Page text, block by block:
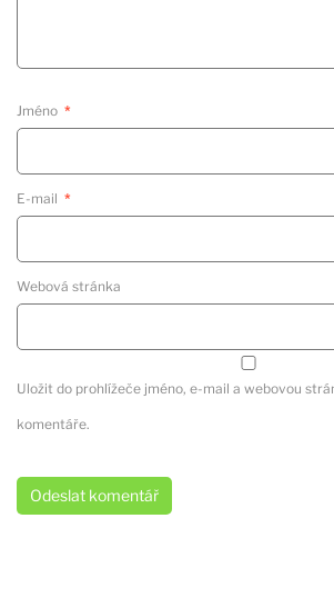
Jméno *
E-mail *
Webová stránka
Uložit do prohlížeče jméno, e-mail a webovou
komentáře.